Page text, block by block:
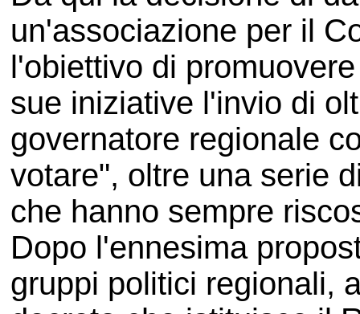
un'associazione per il
l'obiettivo di
sue iniziative l'invio di
governatore regionale
votare", oltre una serie
che hanno sempre
Dopo l'ennesima
gruppi politici regionali,